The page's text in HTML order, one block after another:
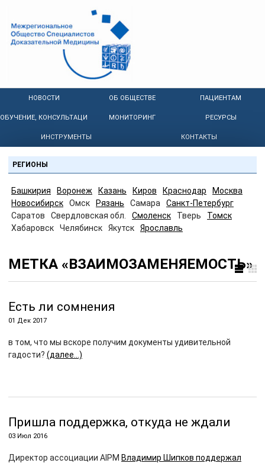
НОВОСТИ ОБ ОБЩЕСТВЕ ПАЦИЕНТАМ
ОБУЧЕНИЕ, КОНСУЛЬТАЦИИ МОНИТОРИНГ РЕСУРСЫ
ИНСТРУМЕНТЫ КОНТАКТЫ
РЕГИОНЫ
Башкирия Воронеж Казань Киров Краснодар
Москва
Новосибирск
Омск Рязань Самара
Санкт-Петербург
Саратов
Свердловская обл. Смоленск Тверь
Томск
Хабаровск
Челябинск Якутск Ярославль
МЕТКА «ВЗАИМОЗАМЕНЯЕМОСТЬ»
Есть ли сомнения
01 Дек 2017
в том, что мы вскоре получим документы удивительной
гадости? (далее…)
Пришла поддержка, откуда не ждали
03 Июл 2016
Директор ассоциации AIPM Владимир Шипков поддержал